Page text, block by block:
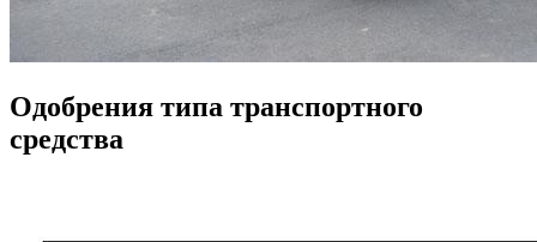
Одобрения типа транспортного
средства